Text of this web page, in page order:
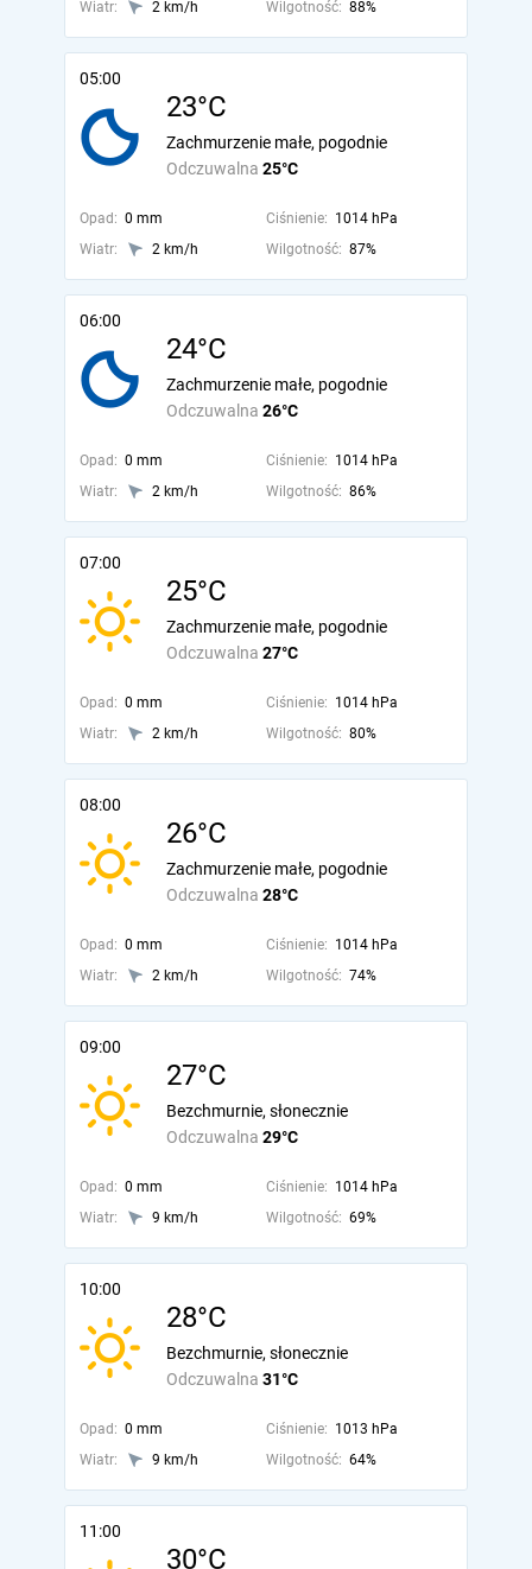
Wiatr: 2 km/h Wilgotność: 88%
05:00
23°C
Odczuwalna 25°C
Zachmurzenie małe, pogodnie
Opad: 0 mm Ciśnienie: 1014 hPa
Wiatr:
2 km/h Wilgotność: 87%
06:00
24°C
Odczuwalna 26°C
Zachmurzenie małe, pogodnie
Opad: 0 mm Ciśnienie: 1014 hPa
Wiatr:
2 km/h Wilgotność: 86%
07:00
25°C
Odczuwalna 27°C
Zachmurzenie małe, pogodnie
Opad: 0 mm Ciśnienie: 1014 hPa
Wiatr:
2 km/h Wilgotność: 80%
08:00
26°C
Odczuwalna 28°C
Zachmurzenie małe, pogodnie
Opad: 0 mm Ciśnienie: 1014 hPa
Wiatr:
2 km/h Wilgotność: 74%
09:00
27°C
Odczuwalna 29°C
Bezchmurnie, słonecznie
Opad: 0 mm Ciśnienie: 1014 hPa
Wiatr:
9 km/h Wilgotność: 69%
10:00
28°C
Odczuwalna 31°C
Bezchmurnie, słonecznie
Opad: 0 mm Ciśnienie: 1013 hPa
Wiatr:
9 km/h Wilgotność: 64%
11:00
30°C